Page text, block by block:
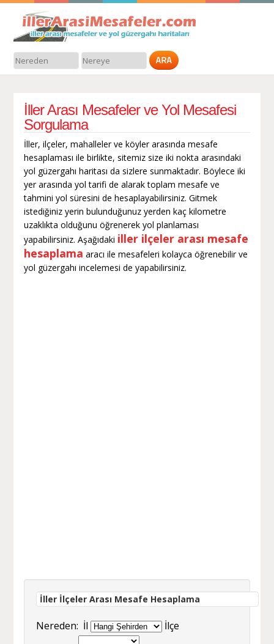
İller Arası Mesafeler ve Yol Mesafesi
Sorgulama
İller, ilçeler, mahalleler ve köyler arasında mesafe
hesaplaması ile birlikte, sitemiz size iki nokta arasındaki
yol güzergahı haritası da sizlere sunmaktadır. Böylece iki
yer arasında yol tarifi de alarak toplam mesafe ve
tahmini yol süresini de hesaplayabilirsiniz. Gitmek
istediğiniz yerin bulunduğunuz yerden kaç kilometre
uzaklıkta olduğunu öğrenerek yol planlaması
yapabilirsiniz. Aşağıdaki iller ilçeler arası mesafe
hesaplama aracı ile mesafeleri kolayca öğrenebilir ve
yol güzergahı incelemesi de yapabilirsiniz.
İller İlçeler Arası Mesafe Hesaplama
Nereden: İl İlçe